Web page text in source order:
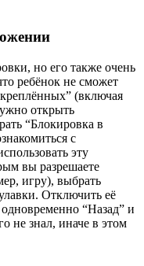
но его также очень
ребёнок не сможет
(включая
открыть
“Блокировка в
с
эту
вы разрешаете
игру), выбрать
Отключить её
“Назад” и
не знал, иначе в этом